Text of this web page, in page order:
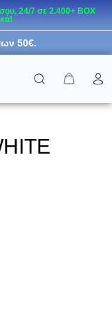
24/7 σε 2.400+ BOX
50€.